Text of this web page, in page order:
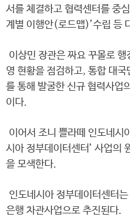
서를 체결하고 협력센터를 중
계별 이행안(로드맵)’수립 등
이상민 장관은 짜요 꾸몰로
영 현황을 점검하고, 통합 대
를 통해 발굴한 신규 협력사업
이다.
이어서 조니 쁠라떼 인도네시
시아 정부데이터센터’ 사업의
을 모색한다.
인도네시아 정부데이터센터
은행 차관사업으로 추진된다.